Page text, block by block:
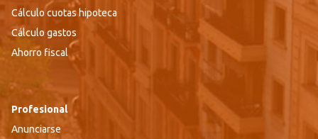
Cálculo cuotas hipoteca
Cálculo gastos
Ahorro fiscal
Profesional
Anunciarse